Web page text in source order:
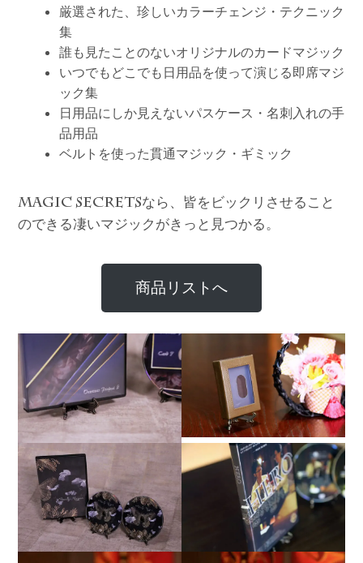
厳選された、珍しいカラーチェンジ・テクニック
集
誰も見たことのないオリジナルのカードマジック
いつでもどこでも日用品を使って演じる即席マジ
ック集
日用品にしか見えないパスケース・名刺入れの手
品用品
ベルトを使った貫通マジック・ギミック
MAGIC SECRETSなら、皆をビックリさせること
のできる凄いマジックがきっと見つかる。
商品リストへ